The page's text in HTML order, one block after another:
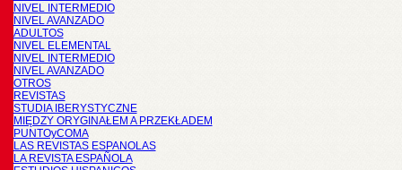
NIVEL INTERMEDIO
NIVEL AVANZADO
ADULTOS
NIVEL ELEMENTAL
NIVEL INTERMEDIO
NIVEL AVANZADO
OTROS
REVISTAS
STUDIA IBERYSTYCZNE
MIĘDZY ORYGINAŁEM A PRZEKŁADEM
PUNTOyCOMA
LAS REVISTAS ESPANOLAS
LA REVISTA ESPAÑOLA